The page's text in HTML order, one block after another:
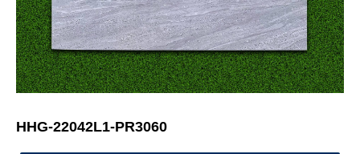
HHG-22042L1-PR3060